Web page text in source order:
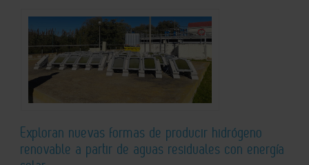
Exploran nuevas formas de producir hidrógeno
renovable a partir de aguas residuales con energía